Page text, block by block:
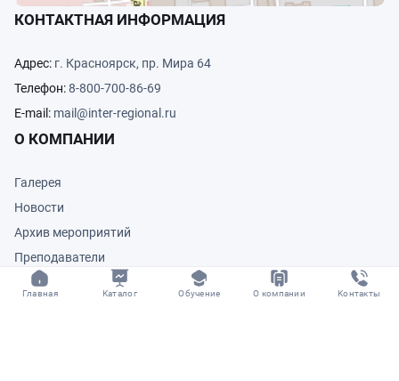
главная каталог обучение о компании контакты
КОНТАКТНАЯ ИНФОРМАЦИЯ
Адрес: г. Красноярск, пр. Мира 64
Телефон:8-800-700-86-69
E-mail: mail@inter-regional.ru
О КОМПАНИИ
Галерея
Новости
Архив мероприятий
Преподаватели
Отзывы